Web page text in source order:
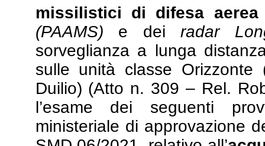
missilistici di difesa aerea
(PAAMS) e deiradar
sorveglianza a lunga
sulle unità classe
Duilio) (Atto n. 309 – Rel.
l’esame dei seguenti
ministeriale di approvazione